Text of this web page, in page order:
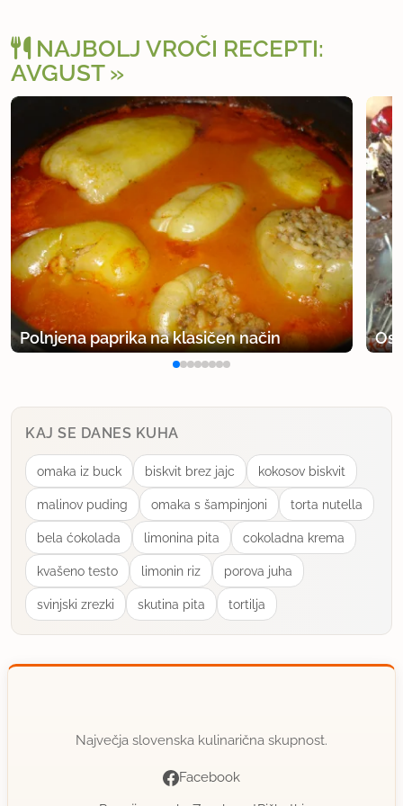
NAJBOLJ VROČI RECEPTI:
AVGUST
Polnjena paprika na klasičen način
KAJ SE DANES KUHA
omaka iz buck biskvit brez jajc kokosov biskvit
malinov puding omaka s šampinjoni torta nutella
bela ćokolada limonina pita cokoladna krema
kvašeno testo limonin riz porova juha
svinjski zrezki skutina pita tortilja
Največja slovenska kulinarična skupnost.
Facebook